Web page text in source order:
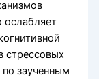
ослабляет
стрессовых
заученным